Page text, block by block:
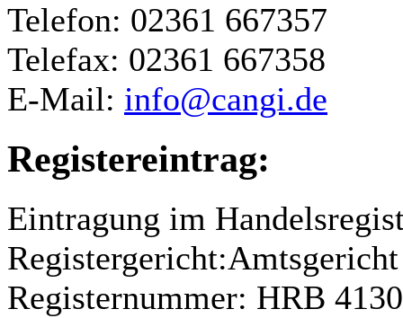
Telefon: 02361 667357
Telefax: 02361 667358
E-Mail: info@cangi.de
Registereintrag:
Eintragung im
Registernummer: HRB 4130